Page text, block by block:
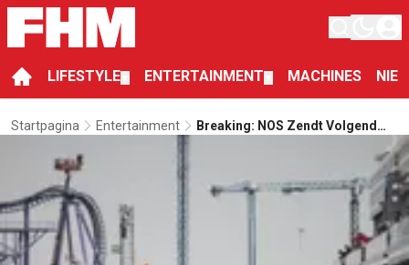
LIFESTYLE ENTERTAINMENT MACHINES
Startpagina Entertainment
Breaking: NOS Zendt Volgend